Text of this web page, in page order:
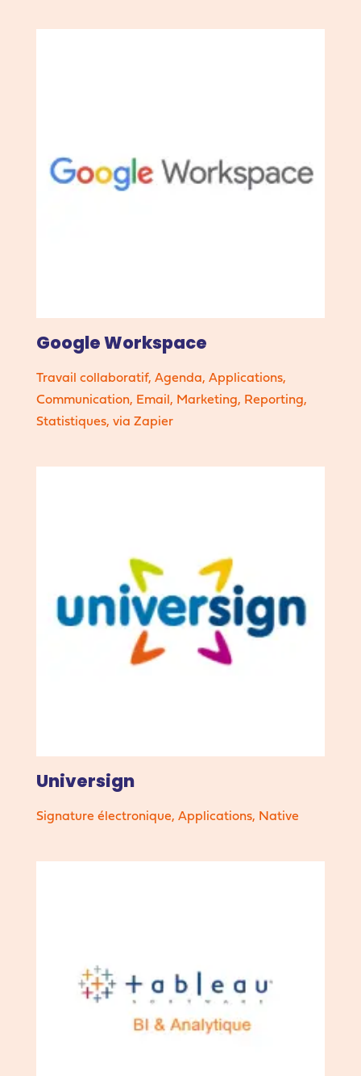
Google Workspace
Travail collaboratif, Agenda, Applications,
Communication, Email, Marketing, Reporting,
Statistiques, via Zapier
Universign
Signature électronique, Applications, Native